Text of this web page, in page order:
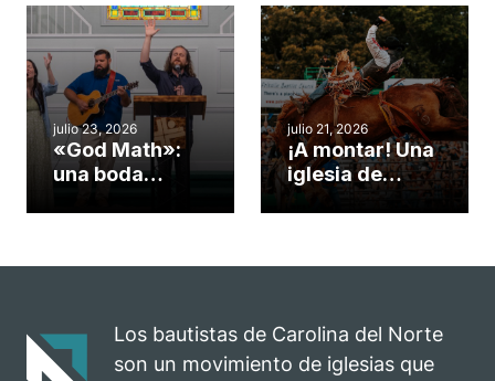
Cary se
convirtió en un
insólito campo
misionero te
cuento
obra de Dios
durante la
Semana
ServeNC
julio 23, 2026
«God Math»:
una boda
celebra el
julio 21, 2026
¡A montar! Una
iglesia de
rodeo anual en
para el
ministerio
Los bautistas de Carolina del Norte
son un movimiento de iglesias que